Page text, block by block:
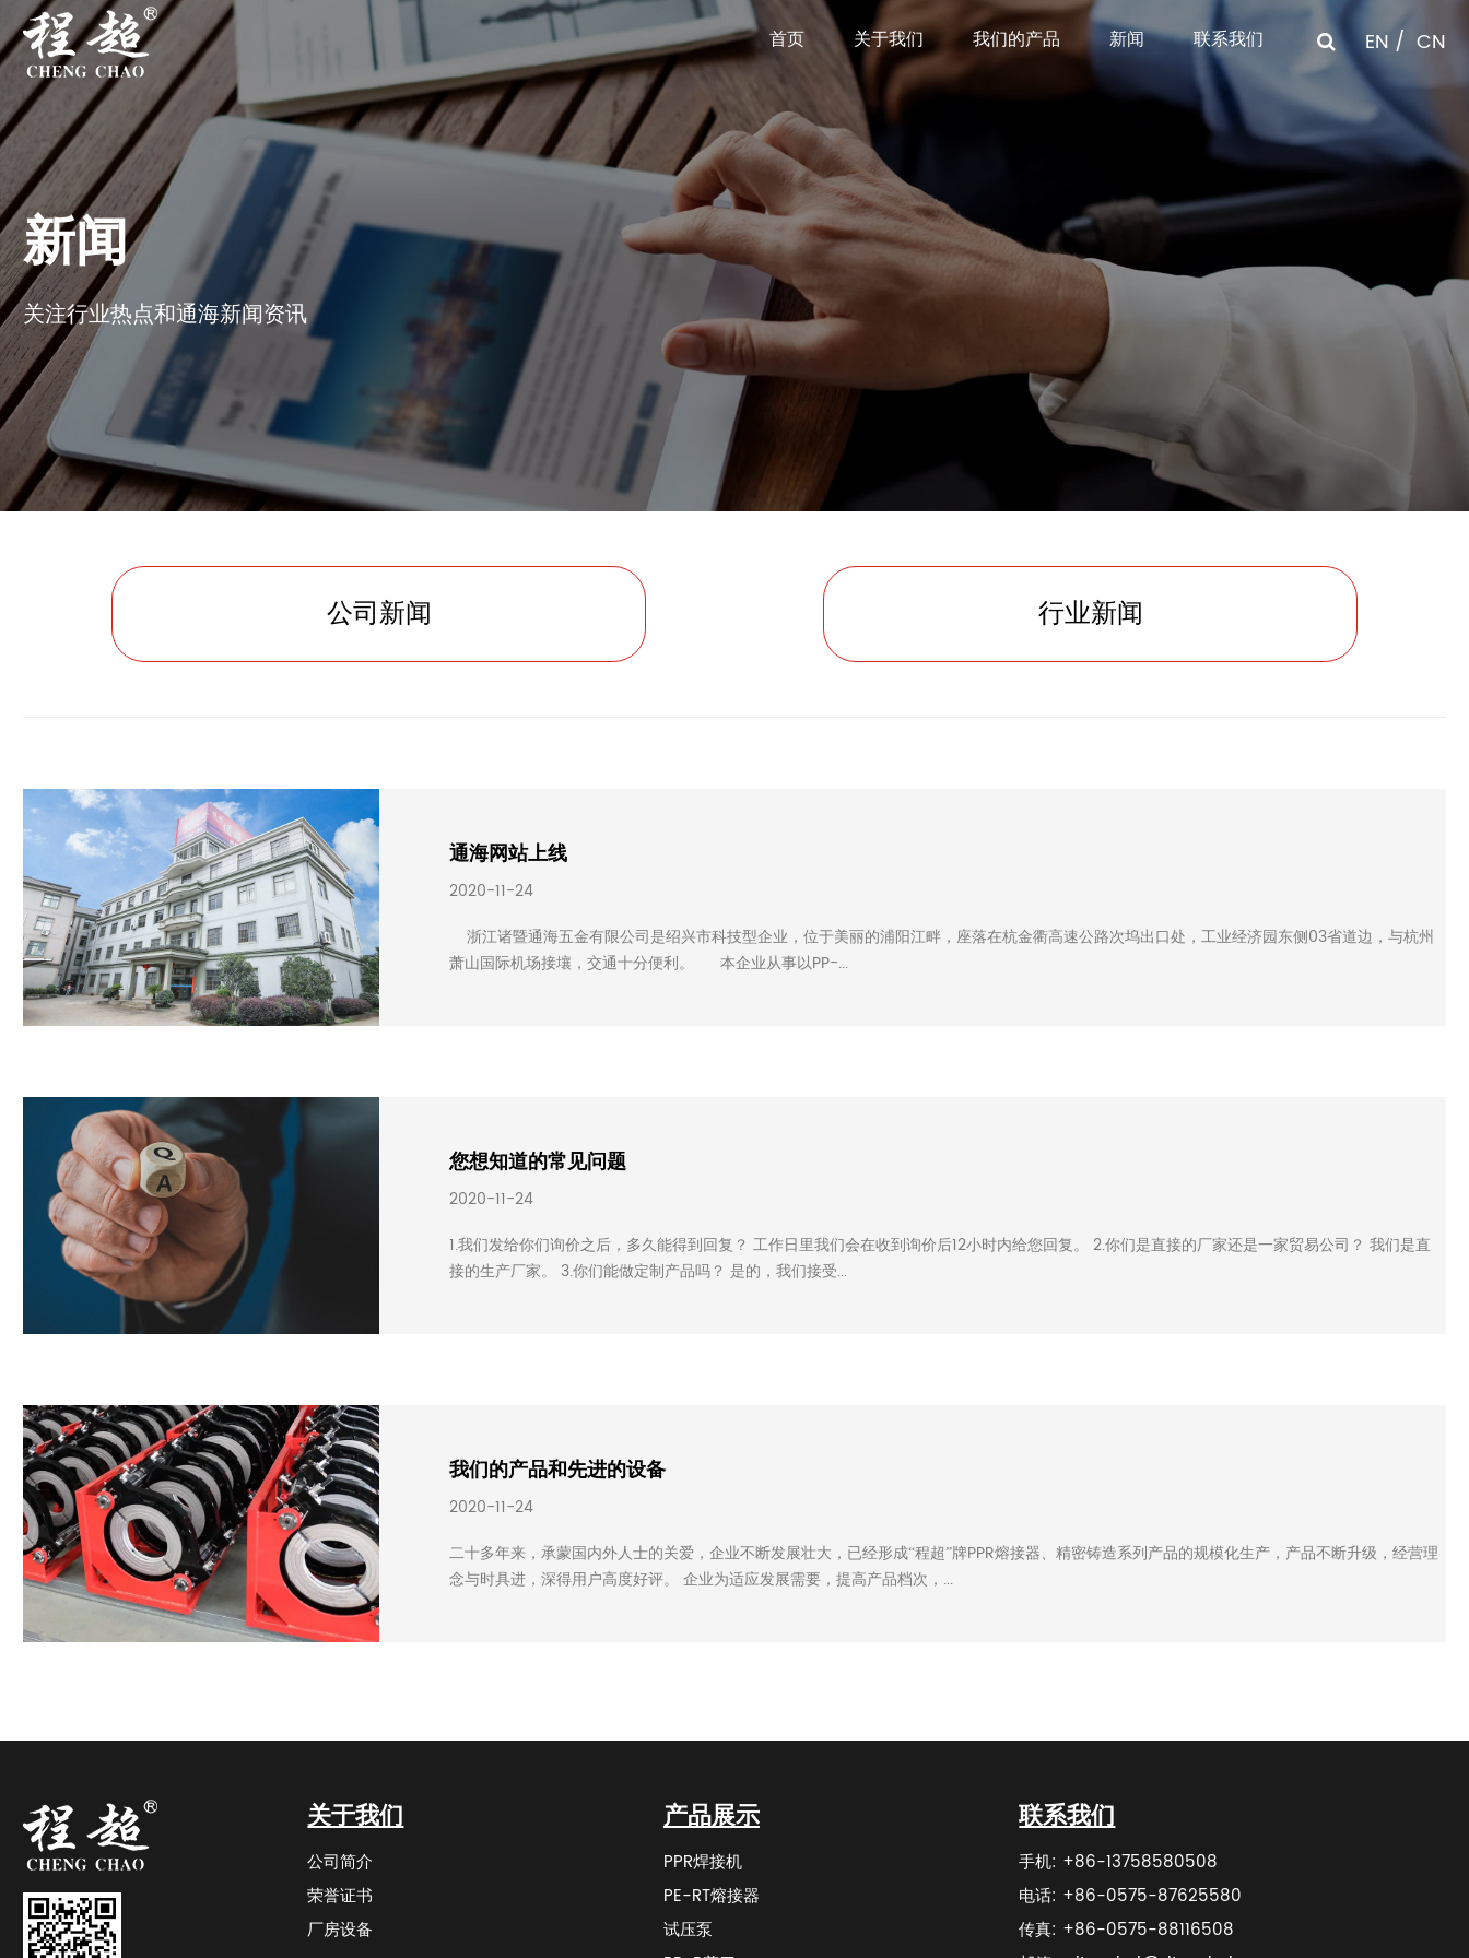
首页 关于我们 我们的产品 新闻 联系我们 EN CN
新闻
关注行业热点和通海新闻资讯
公司新闻 行业新闻
通海网站上线
2020-11-24
浙江诸暨通海五金有限公司是绍兴市科技型企业，位于美丽的浦阳江畔，座落在杭金衢高速公路次坞出口处，工业经济园东侧03省道边，与杭州
萧山国际机场接壤，交通十分便利。 本企业从事以PP-...
您想知道的常见问题
2020-11-24
1.我们发给你们询价之后，多久能得到回复？ 工作日里我们会在收到询价后12小时内给您回复。 2.你们是直接的厂家还是一家贸易公司？ 我们是直
接的生产厂家。 3.你们能做定制产品吗？ 是的，我们接受...
我们的产品和先进的设备
2020-11-24
二十多年来，承蒙国内外人士的关爱，企业不断发展壮大，已经形成“程超”牌PPR熔接器、精密铸造系列产品的规模化生产，产品不断升级，经营理
念与时具进，深得用户高度好评。 企业为适应发展需要，提高产品档次，...
关于我们
公司简介
荣誉证书
厂房设备
产品展示
PPR焊接机
PE-RT熔接器
试压泵
联系我们
手机: +86-13758580508
电话: +86-0575-87625580
传真: +86-0575-88116508